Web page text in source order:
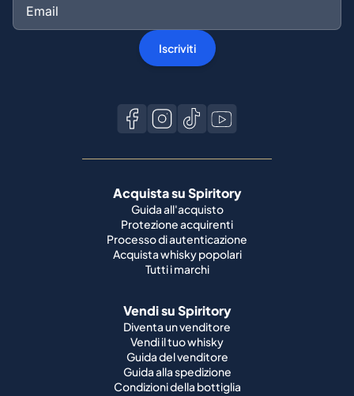
Iscriviti
Acquista su Spiritory
Guida all'acquisto
Protezione acquirenti
Processo di autenticazione
Acquista whisky popolari
Tutti i marchi
Vendi su Spiritory
Diventa un venditore
Vendi il tuo whisky
Guida del venditore
Guida alla spedizione
Condizioni della bottiglia